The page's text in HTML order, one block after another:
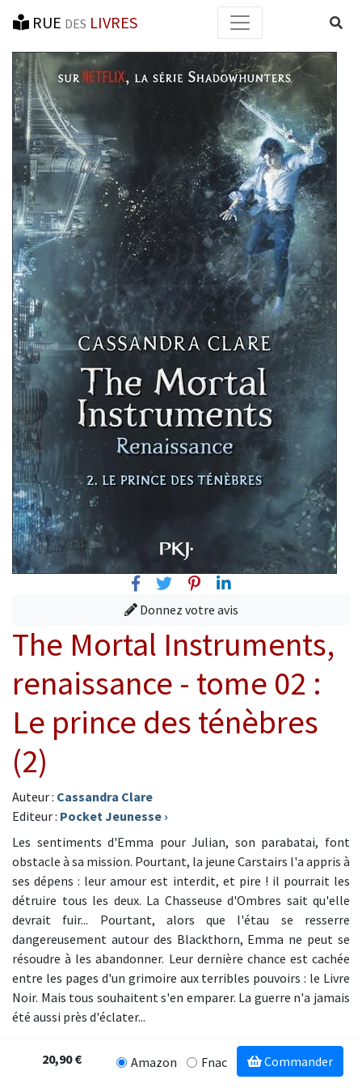
RUE DES LIVRES
FacebookTwitterPinterest
Linkedin
Donnez votre avis
The Mortal Instruments,
renaissance - tome 02 :
Le prince des ténèbres
(2)
Auteur : Cassandra Clare
Editeur : Pocket Jeunesse ›
Les sentiments d'Emma pour Julian, son parabatai, font
obstacle à sa mission. Pourtant, la jeune Carstairs l'a appris à
ses dépens : leur amour est interdit, et pire ! il pourrait les
détruire tous les deux. La Chasseuse d'Ombres sait qu'elle
devrait fuir... Pourtant, alors que l'étau se resserre
dangereusement autour des Blackthorn, Emma ne peut se
résoudre à les abandonner. Leur dernière chance est cachée
entre les pages d'un grimoire aux terribles pouvoirs : le Livre
Noir. Mais tous souhaitent s'en emparer. La guerre n'a jamais
été aussi près d'éclater...
20,90 € Amazon Fnac Commander